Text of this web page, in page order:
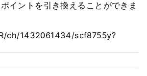
イントを引き換えることができま
ch/1432061434/scf8755y?